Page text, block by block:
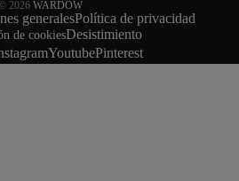
2026 WARDOW
generalesPolítica de privacidad
de cookiesDesistimiento
YoutubePinterest